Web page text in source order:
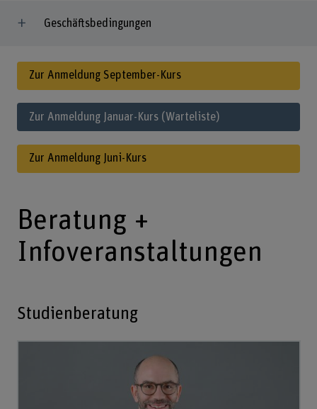
Geschäftsbedingungen
Zur Anmeldung September-Kurs
Zur Anmeldung Januar-Kurs (Warteliste)
Zur Anmeldung Juni-Kurs
Beratung +
Infoveranstaltungen
Studienberatung